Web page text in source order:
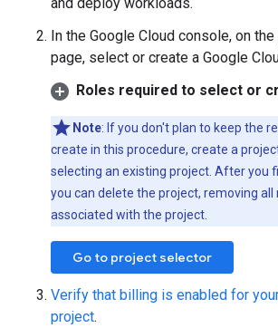
In the Google Cloud console, on
page, select or create a Google
Roles required to select or
Note: If you don't plan to keep the
create in this procedure, create a
selecting an existing project. After you
you can delete the project, removing all
associated with the project.
Go to project selector
Verify that billing is enabled for
project.